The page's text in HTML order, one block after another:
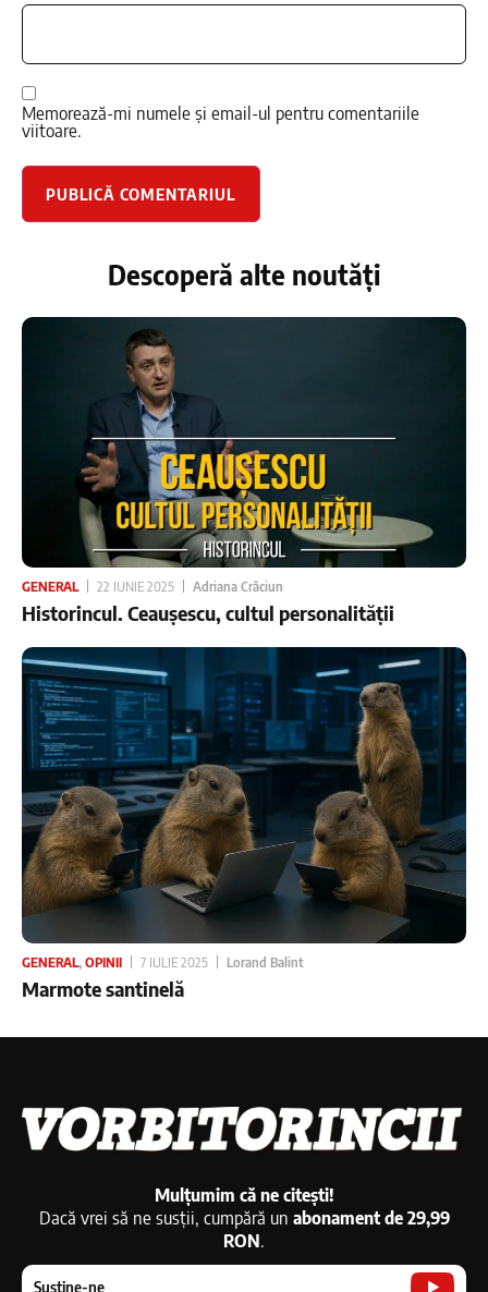
Memorează-mi numele și email-ul pentru comentariile
viitoare.
Descoperă alte noutăți
GENERAL 22 IUNIE 2025 Adriana Crăciun
Historincul. Ceaușescu, cultul personalității
GENERAL, OPINII 7 IULIE 2025 Lorand Balint
Marmote santinelă
Mulțumim că ne citești!
Dacă vrei să ne susții, cumpără un abonament de 29,99
RON.
Susține-ne